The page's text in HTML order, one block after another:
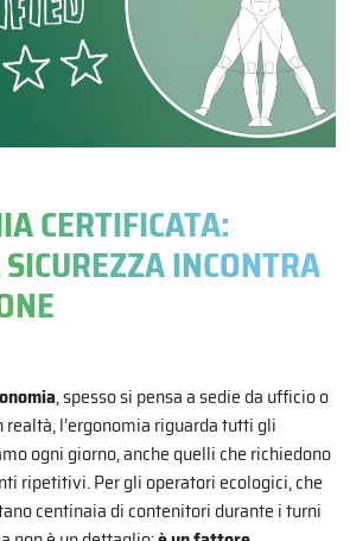
CERTIFICATA:
INCONTRA
, spesso si pensa a sedie da ufficio o
l’ergonomia riguarda tutti gli
ogni giorno, anche quelli che richiedono
ripetitivi. Per gli operatori ecologici, che
centinaia di contenitori durante i turni